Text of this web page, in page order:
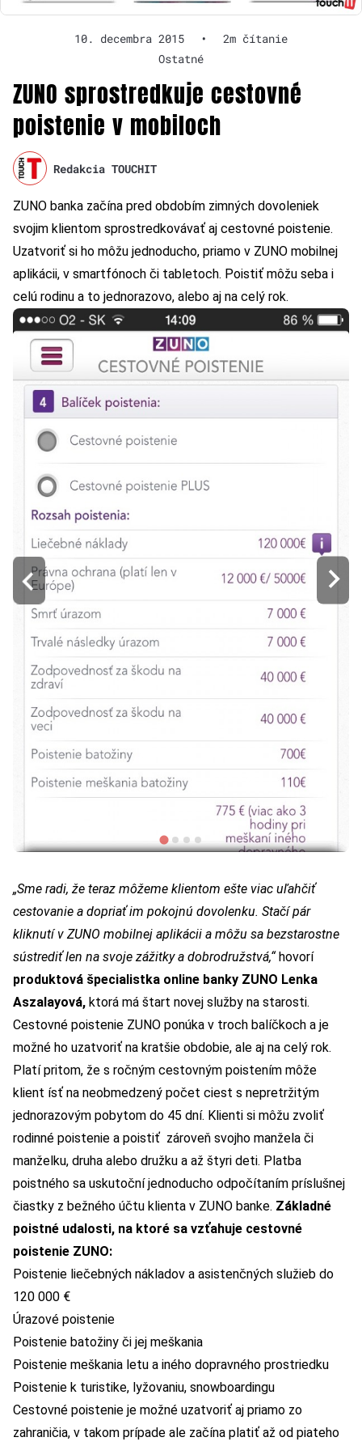
10. decembra 2015 •
2m čítanie
Ostatné
ZUNO sprostredkuje cestovné
poistenie v mobiloch
Redakcia TOUCHIT
ZUNO banka začína pred obdobím zimných dovoleniek
svojim klientom sprostredkovávať aj cestovné poistenie.
Uzatvoriť si ho môžu jednoducho, priamo v ZUNO mobilnej
aplikácii, v smartfónoch či tabletoch. Poistiť môžu seba i
celú rodinu a to jednorazovo, alebo aj na celý rok.
„Sme radi, že teraz môžeme klientom ešte viac uľahčiť
cestovanie a dopriať im pokojnú dovolenku. Stačí pár
kliknutí v ZUNO mobilnej aplikácii a môžu sa bezstarostne
sústrediť len na svoje zážitky a dobrodružstvá,“ hovorí
produktová špecialistka online banky ZUNO Lenka
Aszalayová, ktorá má štart novej služby na starosti.
Cestovné poistenie ZUNO ponúka v troch balíčkoch a je
možné ho uzatvoriť na kratšie obdobie, ale aj na celý rok.
Platí pritom, že s ročným cestovným poistením môže
klient ísť na neobmedzený počet ciest s nepretržitým
jednorazovým pobytom do 45 dní. Klienti si môžu zvoliť
rodinné poistenie a poistiť zároveň svojho manžela či
manželku, druha alebo družku a až štyri deti. Platba
poistného sa uskutoční jednoducho odpočítaním príslušnej
čiastky z bežného účtu klienta v ZUNO banke. Základné
poistné udalosti, na ktoré sa vzťahuje cestovné
poistenie ZUNO:
Poistenie liečebných nákladov a asistenčných služieb do
120 000 €
Úrazové poistenie
Poistenie batožiny či jej meškania
Poistenie meškania letu a iného dopravného prostriedku
Poistenie k turistike, lyžovaniu, snowboardingu
Cestovné poistenie je možné uzatvoriť aj priamo zo
zahraničia, v takom prípade ale začína platiť až od piateho